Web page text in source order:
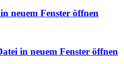
neuem Fenster öffnen
in neuem Fenster öffnen